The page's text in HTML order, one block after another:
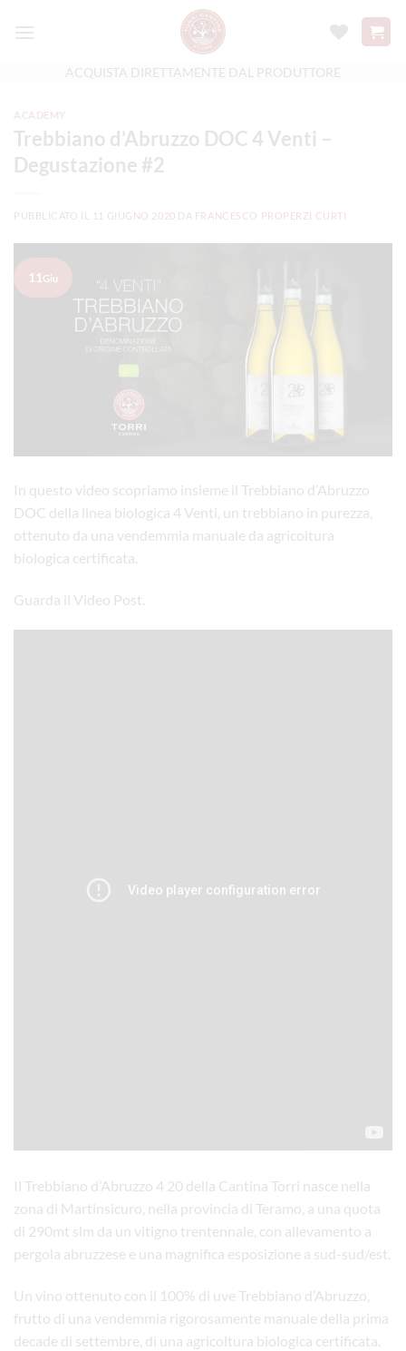
ACQUISTA DIRETTAMENTE DAL PRODUTTORE
ACADEMY
Trebbiano d’Abruzzo DOC 4 Venti –
Degustazione #2
PUBBLICATO IL 11 GIUGNO 2020 DA FRANCESCO PROPERZI CURTI
11 Giu
In questo video scopriamo insieme il Trebbiano d’Abruzzo
DOC della linea biologica 4 Venti, un trebbiano in purezza,
ottenuto da una vendemmia manuale da agricoltura
biologica certificata.
Guarda il Video Post.
Il Trebbiano d’Abruzzo 4 20 della Cantina Torri nasce nella
zona di Martinsicuro, nella provincia di Teramo, a una quota
di 290mt slm da un vitigno trentennale, con allevamento a
pergola abruzzese e una magnifica esposizione a sud-sud/est.
Un vino ottenuto con il 100% di uve Trebbiano d’Abruzzo,
frutto di una vendemmia rigorosamente manuale della prima
decade di settembre, di una agricoltura biologica certificata.